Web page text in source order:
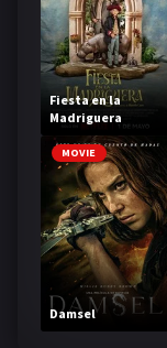
Fiesta en la
Madriguera
MOVIE
Damsel